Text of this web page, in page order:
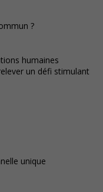
?
humaines
un défi stimulant
unique